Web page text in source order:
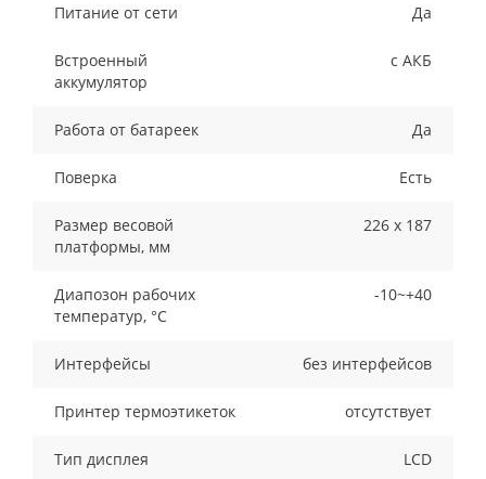
Питание от сети Да
Встроенный
аккумулятор
с АКБ
Работа от батареек Да
Поверка Есть
Размер весовой
платформы, мм
226 x 187
Диапозон рабочих
температур, °С
-10~+40
Интерфейсы без интерфейсов
Принтер термоэтикеток отсутствует
Тип дисплея LCD